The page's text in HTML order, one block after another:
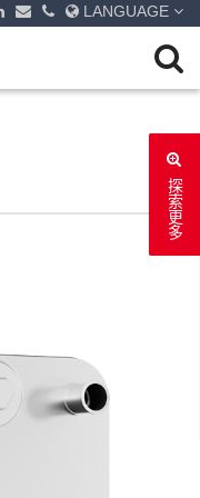
LANGUAGE
探索更多